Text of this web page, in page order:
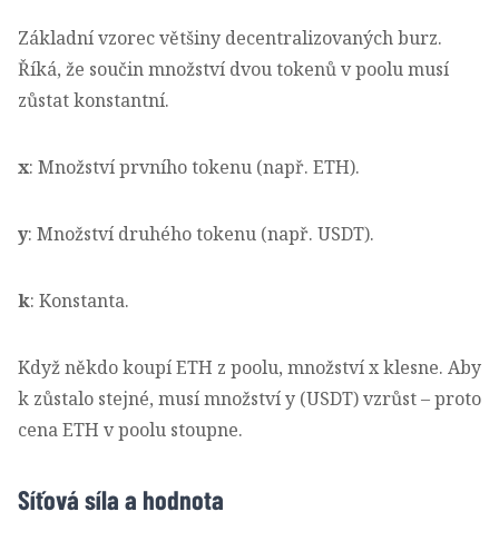
Základní vzorec většiny decentralizovaných burz.
Říká, že součin množství dvou tokenů v poolu musí
zůstat konstantní.
x: Množství prvního tokenu (např. ETH).
y: Množství druhého tokenu (např. USDT).
k: Konstanta.
Když někdo koupí ETH z poolu, množství x klesne. Aby
k zůstalo stejné, musí množství y (USDT) vzrůst – proto
cena ETH v poolu stoupne.
Síťová síla a hodnota